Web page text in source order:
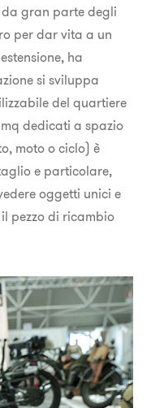
da gran parte degli
per dar vita a un
ha
si sviluppa
del quartiere
dedicati a spazio
moto o ciclo) è
e particolare,
oggetti unici e
pezzo di ricambio